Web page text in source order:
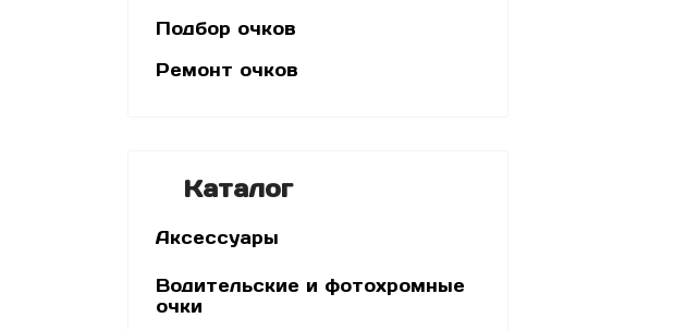
Подбор очков
Ремонт очков
Каталог
Аксессуары
Водительские и фотохромные
очки